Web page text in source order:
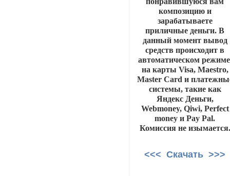
композицию и
зарабатываете
приличные деньги. В
данный момент вывод
средств происходит в
автоматическом
на карты Visa, Maestro,
Master Card и
системы, такие как
Яндекс Деньги,
Webmoney, Qiwi, Perfect
money и Pay Pal.
Комиссия не изымается.
<<< Скачать >>>